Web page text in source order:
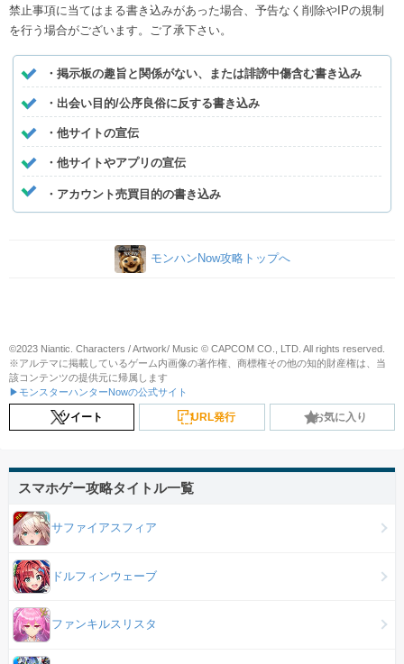
禁止事項に当てはまる書き込みがあった場合、予告なく削除やIPの規制
を行う場合がございます。ご了承下さい。
・掲示板の趣旨と関係がない、または誹謗中傷含む書き込み
・出会い目的/公序良俗に反する書き込み
・他サイトの宣伝
・他サイトやアプリの宣伝
・アカウント売買目的の書き込み
モンハンNow攻略トップへ
©2023 Niantic. Characters / Artwork/ Music © CAPCOM CO., LTD. All rights reserved.
※アルテマに掲載しているゲーム内画像の著作権、商標権その他の知的財産権は、当
該コンテンツの提供元に帰属します
▶モンスターハンターNowの公式サイト
ツイート URL発行 お気に入り
スマホゲー攻略タイトル一覧
サファイアスフィア
ドルフィンウェーブ
ファンキルスリスタ